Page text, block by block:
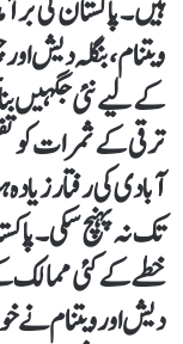
ہیں۔پاکستان کی
ویتنام، بنگلہ دیش
کے لیے نئی جگہیں
ترقی کے ثمرات کو
آبادی کی رفتار
تک نہ پہنچ
خطے کے کئی ممالک
دیش اور ویتنام نے